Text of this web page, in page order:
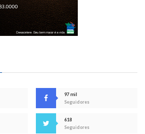
97 mil
Seguidores
618
Seguidores